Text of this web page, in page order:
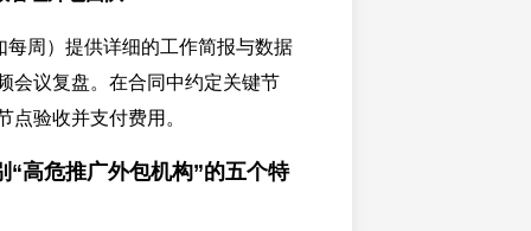
每周）提供详细的工作简报与数据
会议复盘。在合同中约定关键节
点验收并支付费用。
“高危推广外包机构”的五个特